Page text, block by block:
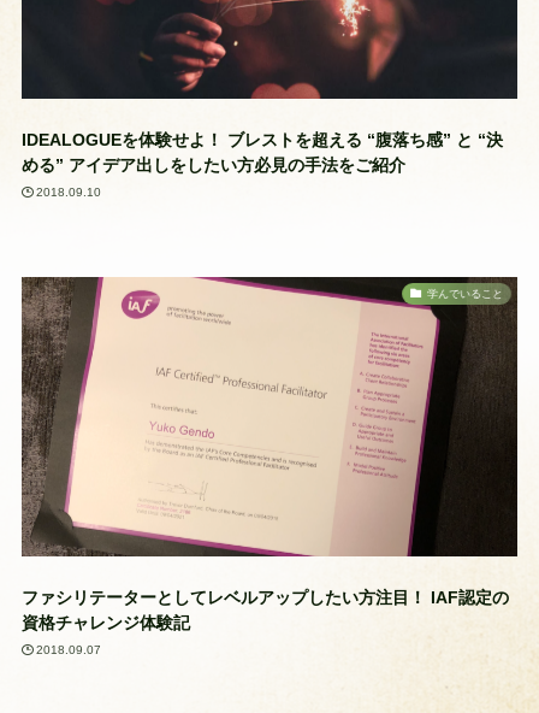
IDEALOGUEを体験せよ！ ブレストを超える “腹落ち感” と “決
める” アイデア出しをしたい方必見の手法をご紹介
2018.09.10
学んでいること
ファシリテーターとしてレベルアップしたい方注目！ IAF認定の
資格チャレンジ体験記
2018.09.07